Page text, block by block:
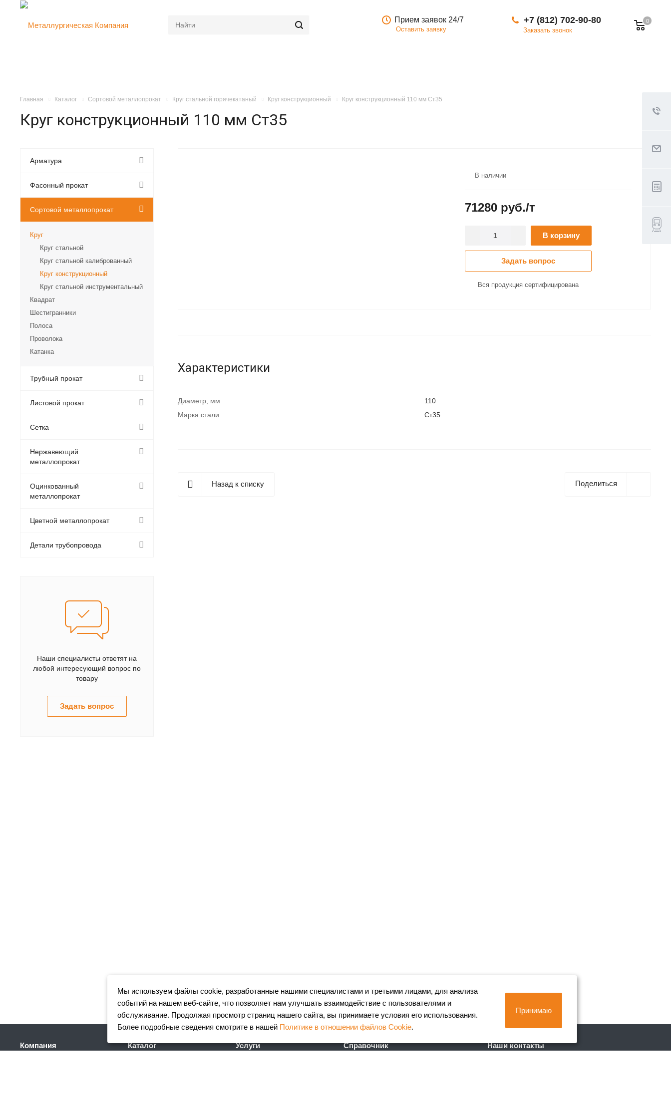
0
+7 (812) 702-90-80
Заказать звонок
Прием заявок 24/7
Оставить заявку
Главная Каталог Сортовой металлопрокат Круг стальной горячекатаный Круг конструкционный Круг конструкционный 110 мм Ст35
Круг конструкционный 110 мм Ст35
В наличии
71280 руб./т
В корзину
Задать вопрос
Вся продукция сертифицирована
Характеристики
Диаметр, мм
110
Марка стали
Ст35
Поделиться
Назад к списку
Арматура
Фасонный прокат
Сортовой металлопрокат
Круг
Круг стальной
Круг стальной калиброванный
Круг конструкционный
Круг стальной инструментальный
Квадрат
Шестигранники
Полоса
Проволока
Катанка
Трубный прокат
Листовой прокат
Сетка
Нержавеющий
металлопрокат
Оцинкованный
металлопрокат
Цветной металлопрокат
Детали трубопровода
Наши специалисты ответят на
любой интересующий вопрос по
товару
Задать вопрос
Компания Каталог Услуги Справочник Наши контакты
Мы используем файлы cookie, разработанные нашими специалистами и третьими лицами, для анализа
событий на нашем веб-сайте, что позволяет нам улучшать взаимодействие с пользователями и
обслуживание. Продолжая просмотр страниц нашего сайта, вы принимаете условия его использования.
Более подробные сведения смотрите в нашей Политике в отношении файлов Cookie.
Принимаю